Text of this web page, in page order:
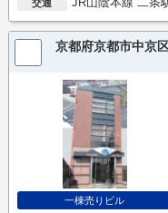
交通
京都府京都市中京
一棟売りビル